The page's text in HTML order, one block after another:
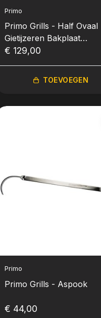
Primo
Primo Grills - Half Ovaal
Gietijzeren Bakplaat
(Plancha) geribbeld & vlak
€ 129,00
TOEVOEGEN
Primo
Primo Grills - Aspook
€ 44,00